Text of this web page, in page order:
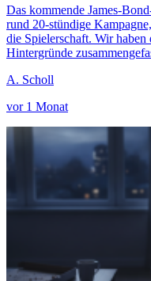
Das kommende James-
rund 20-stündige
die Spielerschaft. Wir
Hintergründe
A. Scholl
vor 1 Monat